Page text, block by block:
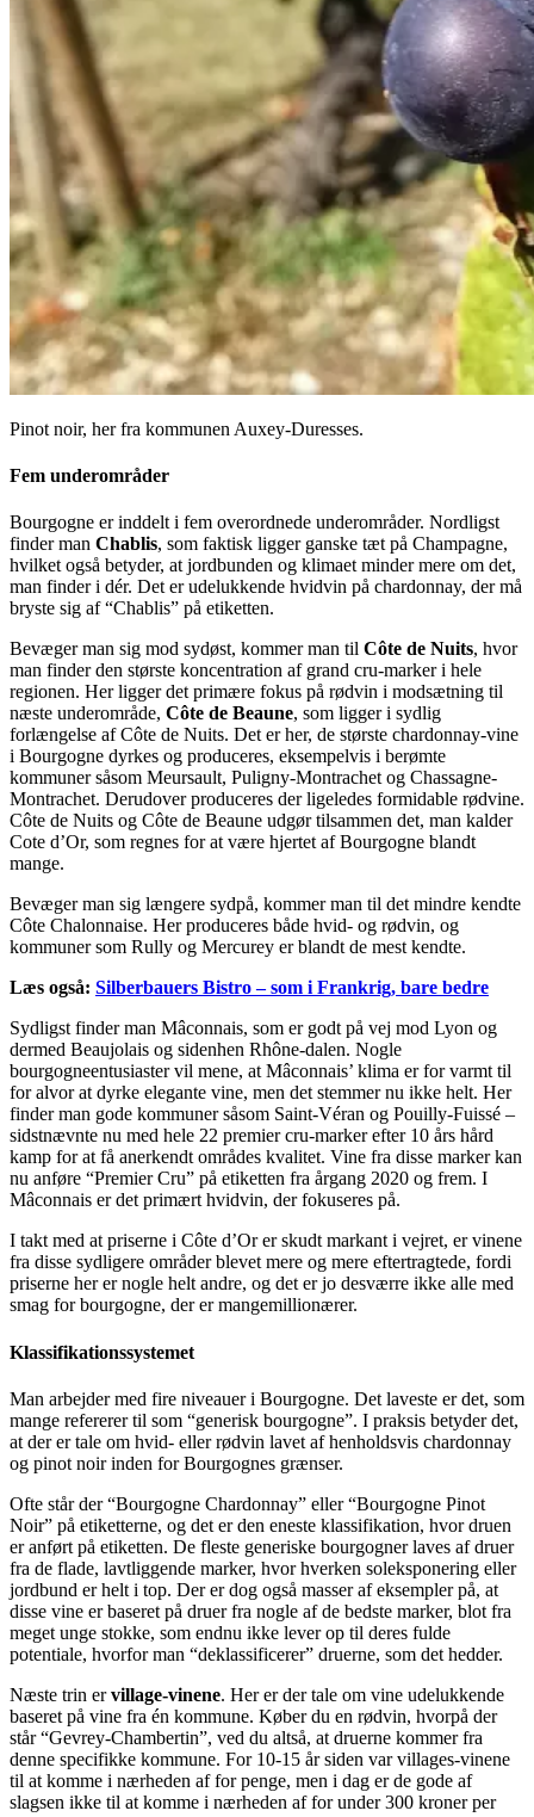
Pinot noir, her fra kommunen Auxey-Duresses.
Fem underområder
Bourgogne er inddelt i fem overordnede underområder. Nordligst
finder man Chablis, som faktisk ligger ganske tæt på Champagne,
hvilket også betyder, at jordbunden og klimaet minder mere om det,
man finder i dér. Det er udelukkende hvidvin på chardonnay, der må
bryste sig af “Chablis” på etiketten.
Bevæger man sig mod sydøst, kommer man til Côte de Nuits, hvor
man finder den største koncentration af grand cru-marker i hele
regionen. Her ligger det primære fokus på rødvin i modsætning til
næste underområde, Côte de Beaune, som ligger i sydlig
forlængelse af Côte de Nuits. Det er her, de største chardonnay-vine
i Bourgogne dyrkes og produceres, eksempelvis i berømte
kommuner såsom Meursault, Puligny-Montrachet og Chassagne-
Montrachet. Derudover produceres der ligeledes formidable rødvine.
Côte de Nuits og Côte de Beaune udgør tilsammen det, man kalder
Cote d’Or, som regnes for at være hjertet af Bourgogne blandt
mange.
Bevæger man sig længere sydpå, kommer man til det mindre kendte
Côte Chalonnaise. Her produceres både hvid- og rødvin, og
kommuner som Rully og Mercurey er blandt de mest kendte.
Læs også: Silberbauers Bistro – som i Frankrig, bare bedre
Sydligst finder man Mâconnais, som er godt på vej mod Lyon og
dermed Beaujolais og sidenhen Rhône-dalen. Nogle
bourgogneentusiaster vil mene, at Mâconnais’ klima er for varmt til
for alvor at dyrke elegante vine, men det stemmer nu ikke helt. Her
finder man gode kommuner såsom Saint-Véran og Pouilly-Fuissé –
sidstnævnte nu med hele 22 premier cru-marker efter 10 års hård
kamp for at få anerkendt områdes kvalitet. Vine fra disse marker kan
nu anføre “Premier Cru” på etiketten fra årgang 2020 og frem. I
Mâconnais er det primært hvidvin, der fokuseres på.
I takt med at priserne i Côte d’Or er skudt markant i vejret, er vinene
fra disse sydligere områder blevet mere og mere eftertragtede, fordi
priserne her er nogle helt andre, og det er jo desværre ikke alle med
smag for bourgogne, der er mangemillionærer.
Klassifikationssystemet
Man arbejder med fire niveauer i Bourgogne. Det laveste er det, som
mange refererer til som “generisk bourgogne”. I praksis betyder det,
at der er tale om hvid- eller rødvin lavet af henholdsvis chardonnay
og pinot noir inden for Bourgognes grænser.
Ofte står der “Bourgogne Chardonnay” eller “Bourgogne Pinot
Noir” på etiketterne, og det er den eneste klassifikation, hvor druen
er anført på etiketten. De fleste generiske bourgogner laves af druer
fra de flade, lavtliggende marker, hvor hverken soleksponering eller
jordbund er helt i top. Der er dog også masser af eksempler på, at
disse vine er baseret på druer fra nogle af de bedste marker, blot fra
meget unge stokke, som endnu ikke lever op til deres fulde
potentiale, hvorfor man “deklassificerer” druerne, som det hedder.
Næste trin ervillage-vinene. Her er der tale om vine udelukkende
baseret på vine fra én kommune. Køber du en rødvin, hvorpå der
står “Gevrey-Chambertin”, ved du altså, at druerne kommer fra
denne specifikke kommune. For 10-15 år siden var villages-vinene
til at komme i nærheden af for penge, men i dag er de gode af
slagsen ikke til at komme i nærheden af for under 300 kroner per